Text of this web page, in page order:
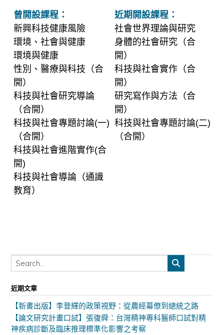
曾開設課程：
新興科技健康風險
環境、社會與健康
環境與健康
性別、醫療與科技（合
開）
科技與社會研究導論
（合開）
科技與社會專題討論(一)
（合開）
科技與社會進階實作(合
開)
科技與社會導論（通識
教育）
近期開設課程：
社會世界理論與研究
身體的社會研究（合
開）
科技與社會實作（合
開）
研究寫作與方法（合
開）
科技與社會專題討論(二)
（合開）
近期文章
【新書出版】李登輝的政策視野：從農經幕僚到總統之路
【論文研究計畫口試】張復舜：台灣精神專科醫師口試對精
神疾病診斷及臨床推理標準化影響之考察